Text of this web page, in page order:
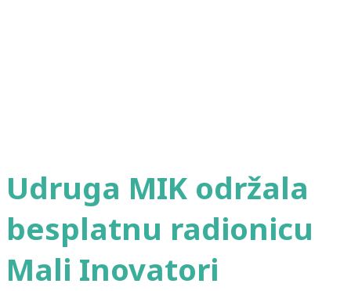
Udruga MIK održala
besplatnu radionicu
Mali Inovatori